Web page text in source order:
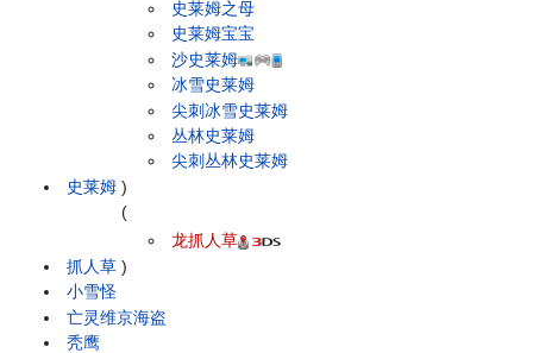
史莱姆
史莱姆之母
史莱姆宝宝
沙史莱姆
冰雪史莱姆
尖刺冰雪史莱姆
丛林史莱姆
尖刺丛林史莱姆
)
抓人草
(
龙抓人草
)
小雪怪
亡灵维京海盗
秃鹰